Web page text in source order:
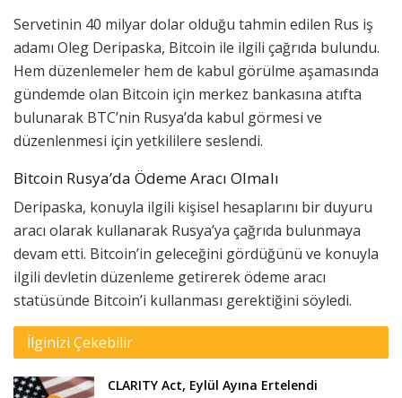
Servetinin 40 milyar dolar olduğu tahmin edilen Rus iş
adamı Oleg Deripaska, Bitcoin ile ilgili çağrıda bulundu.
Hem düzenlemeler hem de kabul görülme aşamasında
gündemde olan Bitcoin için merkez bankasına atıfta
bulunarak BTC’nin Rusya’da kabul görmesi ve
düzenlenmesi için yetkililere seslendi.
Bitcoin Rusya’da Ödeme Aracı Olmalı
Deripaska, konuyla ilgili kişisel hesaplarını bir duyuru
aracı olarak kullanarak Rusya’ya çağrıda bulunmaya
devam etti. Bitcoin’in geleceğini gördüğünü ve konuyla
ilgili devletin düzenleme getirerek ödeme aracı
statüsünde Bitcoin’i kullanması gerektiğini söyledi.
İlginizi Çekebilir
CLARITY Act, Eylül Ayına Ertelendi